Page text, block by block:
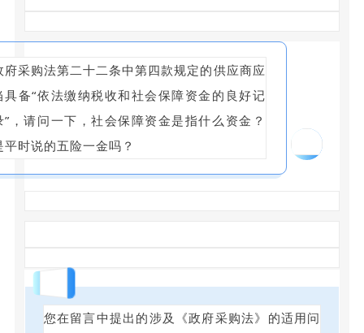
府采购法第二十二条中第四款规定的供应商应
具备“依法缴纳税收和社会保障资金的良好记
”，请问一下，社会保障资金是指什么资金？
平时说的五险一金吗？
您在留言中提出的涉及《政府采购法》的适用问